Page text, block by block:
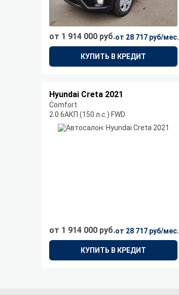
от 1 914 000 руб.от 28 717 руб/мес.
КУПИТЬ В КРЕДИТ
Hyundai Creta 2021
Comfort
2.0 6AКП (150 л.с.) FWD
от 1 914 000 руб.от 28 717 руб/мес.
КУПИТЬ В КРЕДИТ